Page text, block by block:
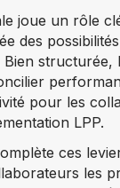
joue un rôle
des possibilités
Bien structurée,
pour les
LPP.
ces
les